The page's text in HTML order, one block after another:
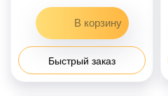
Быстрый заказ